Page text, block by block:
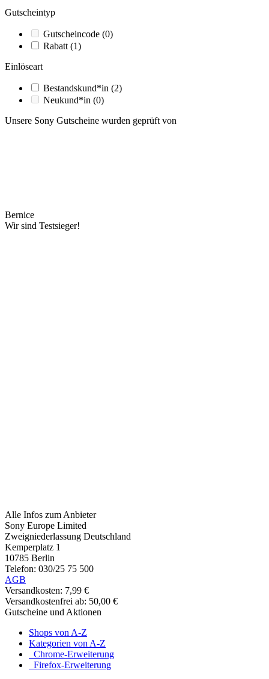
Gutscheintyp
Gutscheincode (0)
Rabatt (1)
Einlöseart
Bestandskund*in (2)
Neukund*in (0)
Unsere Sony Gutscheine wurden geprüft von
Bernice
Wir sind Testsieger!
Alle Infos zum Anbieter
Sony Europe Limited
Zweigniederlassung Deutschland
Kemperplatz 1
10785 Berlin
Telefon: 030/25 75 500
AGB
Versandkosten: 7,99 €
Versandkostenfrei ab: 50,00 €
Gutscheine und Aktionen
Shops von A-Z
Kategorien von A-Z
Chrome-Erweiterung
Firefox-Erweiterung